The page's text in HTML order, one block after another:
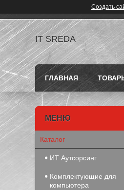
Создать
IT SREDA
ГЛАВНАЯ
Каталог
ИТ Аутсорсинг
Комплектующие для
компьютера